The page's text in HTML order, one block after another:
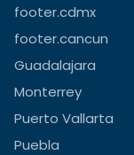
footer.cdmx
footer.cancun
Guadalajara
Monterrey
Puerto Vallarta
Puebla